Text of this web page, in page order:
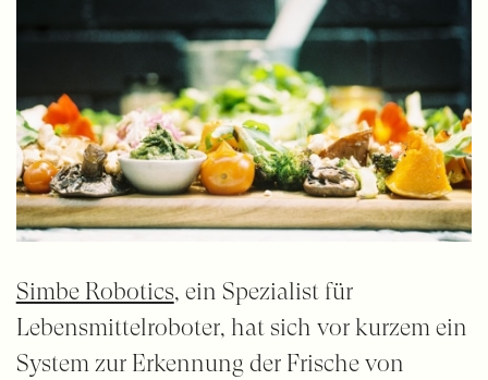
Simbe Robotics, ein Spezialist für
Lebensmittelroboter, hat sich vor kurzem ein
System zur Erkennung der Frische von